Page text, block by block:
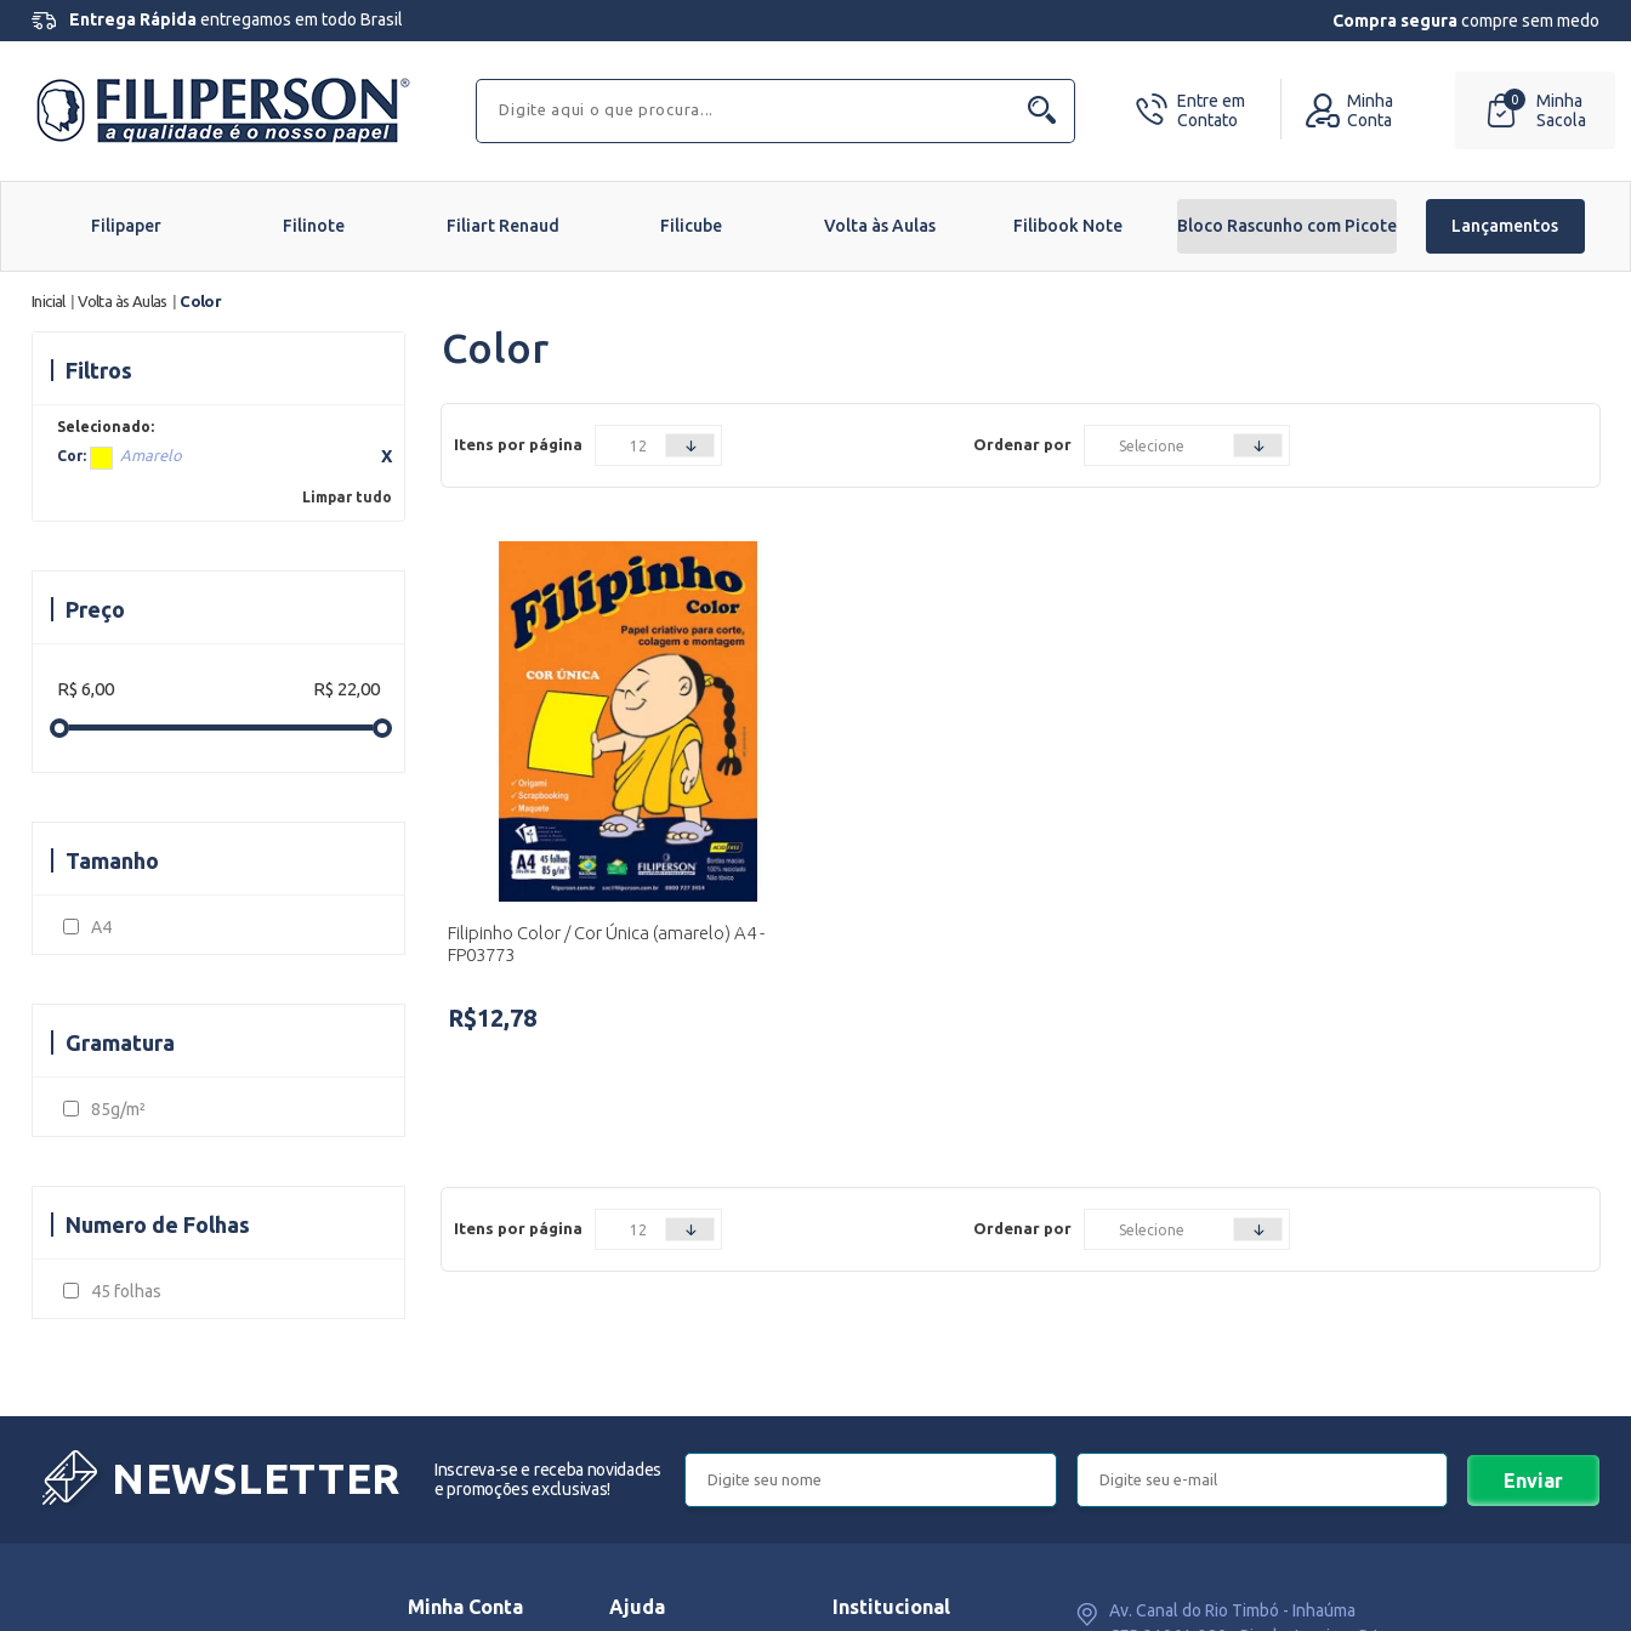
Entrega Rápidaentregamos em todo Brasil Compra seguracompre sem medo
Entre em
Contato
Minha
Conta
0
Minha
Sacola
Filipaper Filinote Filiart Renaud Filicube Volta às Aulas Filibook Note Bloco Rascunho com Picote Lançamentos
Inicial Volta às Aulas Color
Filtros
Cor: Amarelo
Limpar tudo
Preço
R$ 6,00 R$ 22,00
Tamanho
A4
Gramatura
85g/m²
Numero de Folhas
45 folhas
Color
Itens por página Ordenar por
Filipinho Color / Cor Única (amarelo) A4 -
FP03773
R$12,78
Itens por página Ordenar por
NEWSLETTER
Inscreva-se e receba novidades
e promoções exclusivas!
Enviar
Minha Conta Ajuda Institucional
Av. Canal do Rio Timbó - Inhaúma